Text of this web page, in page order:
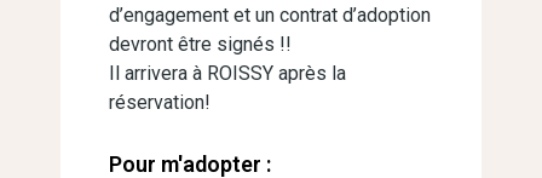
d’engagement et un contrat d’adoption
devront être signés !!
Il arrivera à ROISSY après la
réservation!
Pour m'adopter :